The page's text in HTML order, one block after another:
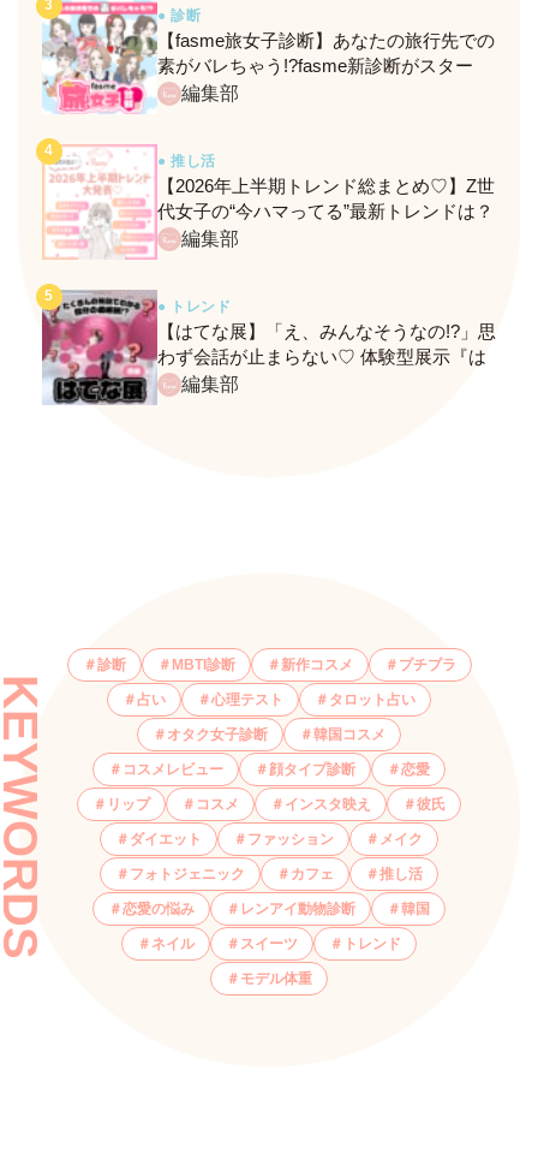
● 診断
【fasme旅女子診断】あなたの旅行先での
素がバレちゃう!?fasme新診断がスター
ト！編集部
● 推し活
【2026年上半期トレンド総まとめ♡】Z世
代女子の“今ハマってる”最新トレンドは？
ネクストバズ予報もチェック♪
編集部
● トレンド
【はてな展】「え、みんなそうなの!?」思
わず会話が止まらない♡ 体験型展示『は
てな展』に行ってきたレポ
編集部
診断 MBTI診断 新作コスメ プチプラ
占い 心理テスト タロット占い
オタク女子診断 韓国コスメ
コスメレビュー 顔タイプ診断 恋愛
リップ コスメ インスタ映え 彼氏
ダイエット ファッション メイク
フォトジェニック カフェ 推し活
恋愛の悩み レンアイ動物診断 韓国
ネイル スイーツ トレンド
モデル体重